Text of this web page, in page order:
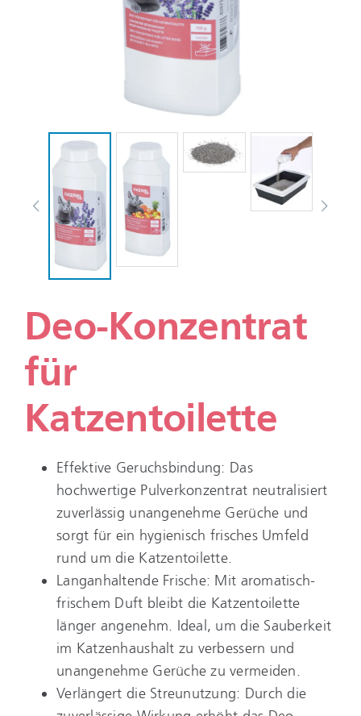
Deo-Konzentrat
für
Katzentoilette
Effektive Geruchsbindung: Das
hochwertige Pulverkonzentrat neutralisiert
zuverlässig unangenehme Gerüche und
sorgt für ein hygienisch frisches Umfeld
rund um die Katzentoilette.
Langanhaltende Frische: Mit aromatisch-
frischem Duft bleibt die Katzentoilette
länger angenehm. Ideal, um die Sauberkeit
im Katzenhaushalt zu verbessern und
unangenehme Gerüche zu vermeiden.
Verlängert die Streunutzung: Durch die